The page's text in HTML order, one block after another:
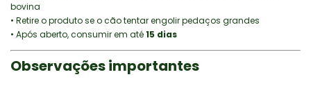
bovina
• Retire o produto se o cão tentar engolir pedaços grandes
• Após aberto, consumir em até15 dias
Observações importantes